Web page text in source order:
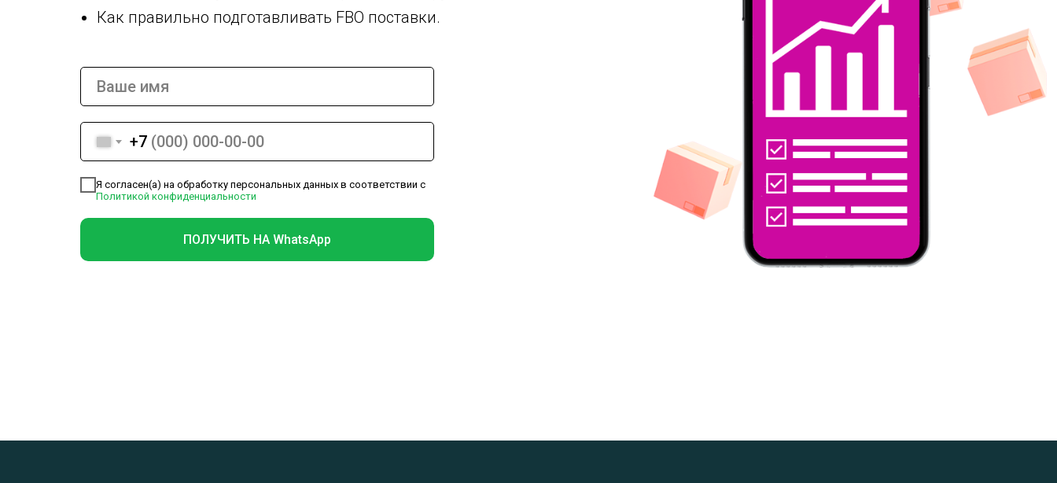
+7
Я согласен(а) на обработку персональных данных в соответствии с
Политикой конфиденциальности
ПОЛУЧИТЬ НА WhatsApp
Как правильно подготавливать FBO поставки.